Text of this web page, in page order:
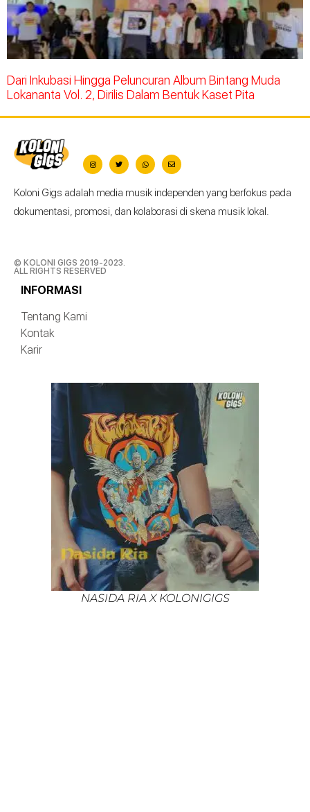
Dari Inkubasi Hingga Peluncuran Album Bintang Muda
Lokananta Vol. 2, Dirilis Dalam Bentuk Kaset Pita
Koloni Gigs adalah media musik independen yang berfokus pada
dokumentasi, promosi, dan kolaborasi di skena musik lokal.
© KOLONI GIGS 2019-2023.
ALL RIGHTS RESERVED
INFORMASI
Tentang Kami
Kontak
Karir
NASIDA RIA X KOLONIGIGS